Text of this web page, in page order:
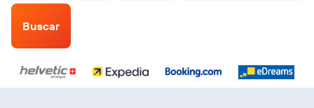
Buscar